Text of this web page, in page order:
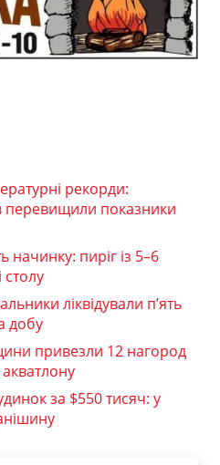
рекорди:
перевищили показники
начинку: пиріг із 5–6
столу
ліквідували п’ять
добу
привезли 12 нагород
акватлону
за $550 тисяч: у